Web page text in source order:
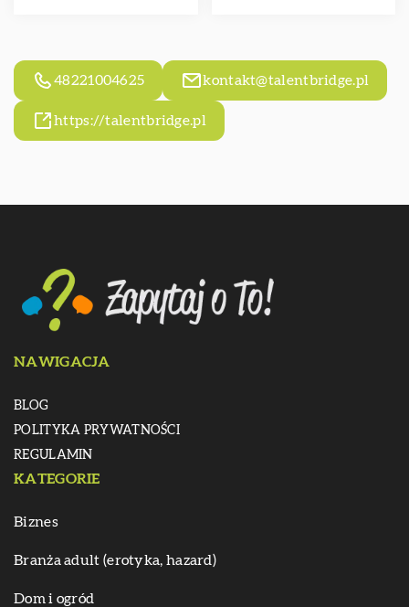
48221004625 kontakt@talentbridge.pl
https://talentbridge.pl
NAWIGACJA
BLOG
POLITYKA PRYWATNOŚCI
REGULAMIN
KATEGORIE
Biznes
Branża adult (erotyka, hazard)
Dom i ogród